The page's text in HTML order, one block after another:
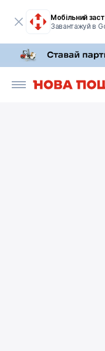
Мобільний
Завантажуй в